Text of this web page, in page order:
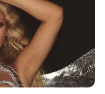
berada dibawah
production. Mereka
singleSonyeo Jimong